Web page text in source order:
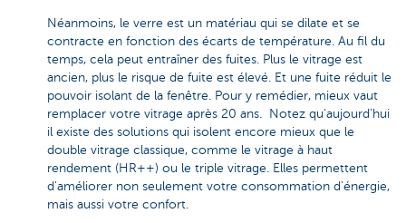
Néanmoins, le verre est un matériau qui se dilate et se
contracte en fonction des écarts de température. Au fil du
temps, cela peut entraîner des fuites. Plus le vitrage est
ancien, plus le risque de fuite est élevé. Et une fuite réduit le
pouvoir isolant de la fenêtre. Pour y remédier, mieux vaut
remplacer votre vitrage après 20 ans. Notez qu'aujourd'hui
il existe des solutions qui isolent encore mieux que le
double vitrage classique, comme le vitrage à haut
rendement (HR++) ou le triple vitrage. Elles permettent
d'améliorer non seulement votre consommation d'énergie,
mais aussi votre confort.